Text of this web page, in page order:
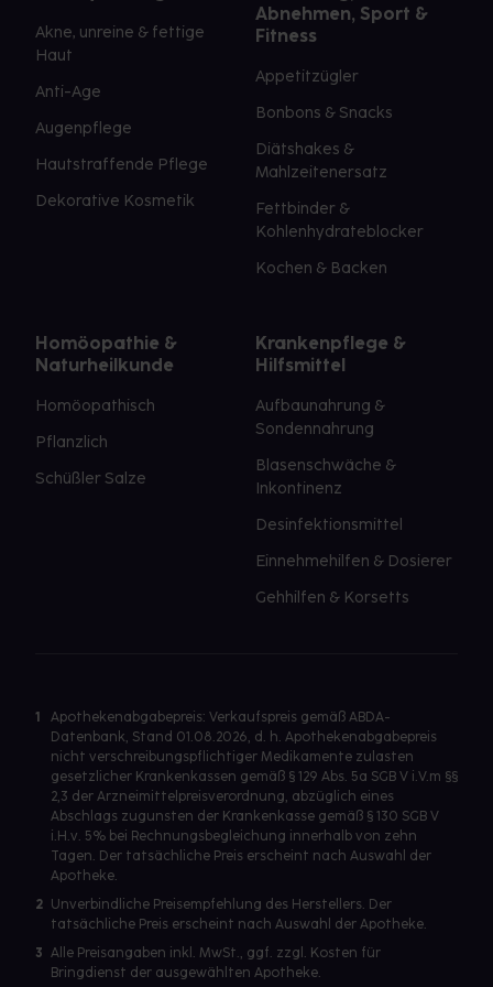
Kopfläusen befallen und müssen nicht
behandeltwerden.
Akne, unreine & fettige
Haut
Anti-Age
Augenpflege
Hautstraffende Pflege
Dekorative Kosmetik
Abnehmen, Sport &
Fitness
Appetitzügler
Bonbons & Snacks
Diätshakes &
Mahlzeitenersatz
Fettbinder &
Kohlenhydrateblocker
Kochen & Backen
Homöopathie &
Naturheilkunde
Homöopathisch
Pflanzlich
Schüßler Salze
Krankenpflege &
Hilfsmittel
Aufbaunahrung &
Sondennahrung
Blasenschwäche &
Inkontinenz
Desinfektionsmittel
Einnehmehilfen & Dosierer
Gehhilfen & Korsetts
1
Apothekenabgabepreis: Verkaufspreis gemäß ABDA-
Datenbank, Stand 01.08.2026, d. h. Apothekenabgabepreis
nicht verschreibungspflichtiger Medikamente zulasten
gesetzlicher Krankenkassen gemäß § 129 Abs. 5a SGB V i.V.m §§
2,3 der Arzneimittelpreisverordnung, abzüglich eines
Abschlags zugunsten der Krankenkasse gemäß § 130 SGB V
i.H.v. 5% bei Rechnungsbegleichung innerhalb von zehn
Tagen. Der tatsächliche Preis erscheint nach Auswahl der
Apotheke.
2 Unverbindliche Preisempfehlung des Herstellers. Der
tatsächliche Preis erscheint nach Auswahl der Apotheke.
3 Alle Preisangaben inkl. MwSt., ggf. zzgl. Kosten für
Bringdienst der ausgewählten Apotheke.